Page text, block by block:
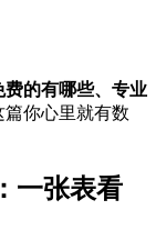
费的有哪些、专业
篇你心里就有数
一张表看